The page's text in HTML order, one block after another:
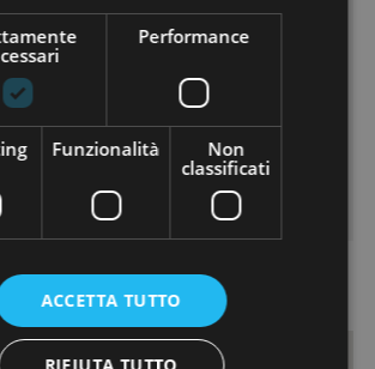
G
trova
Performance
Funzionalità
Non
classificati
ACCETTA TUTTO